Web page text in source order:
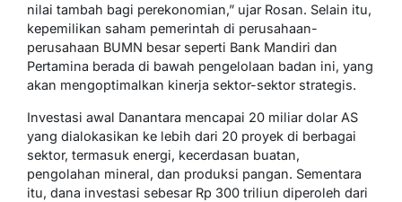
nilai tambah bagi perekonomian,” ujar Rosan. Selain itu,
kepemilikan saham pemerintah di perusahaan-
perusahaan BUMN besar seperti Bank Mandiri dan
Pertamina berada di bawah pengelolaan badan ini, yang
akan mengoptimalkan kinerja sektor-sektor strategis.
Investasi awal Danantara mencapai 20 miliar dolar AS
yang dialokasikan ke lebih dari 20 proyek di berbagai
sektor, termasuk energi, kecerdasan buatan,
pengolahan mineral, dan produksi pangan. Sementara
itu, dana investasi sebesar Rp 300 triliun diperoleh dari